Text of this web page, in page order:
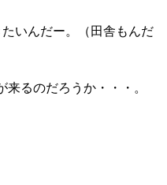
いんだー。（田舎もんだ
るのだろうか・・・。